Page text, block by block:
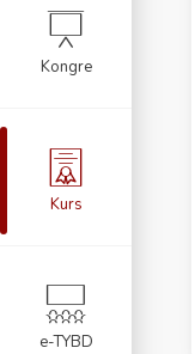
Kongre
Kurs
e-TYBD